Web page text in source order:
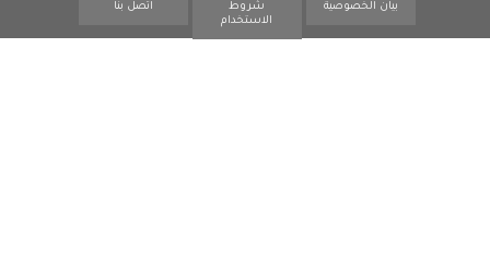
بيان الخصوصية
شروط
الاستخدام
اتصل بنا